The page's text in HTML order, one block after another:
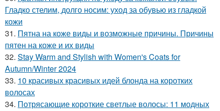
Гладко стелим, долго носим: уход за обувью из гладкой
кожи
31. Пятна на коже виды и возможные причины. Причины
пятен на коже и их виды
32. Stay Warm and Stylish with Women's Coats for
Autumn/Winter 2024
33. 10 красивых красивых идей блонда на коротких
волосах
34. Потрясающие короткие светлые волосы: 11 модных